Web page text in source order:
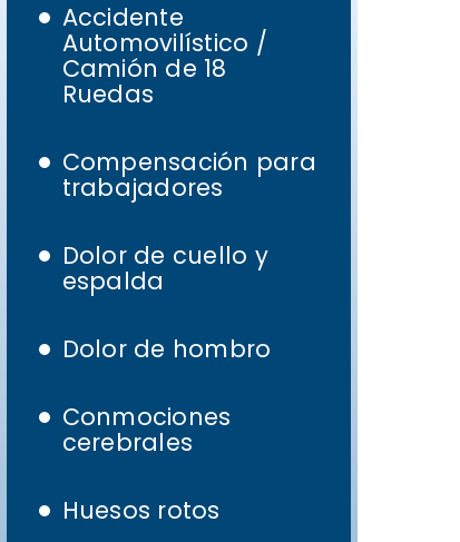
Accidente
Automovilístico /
Camión de 18
Ruedas
Compensación para
trabajadores
Dolor de cuello y
espalda
Dolor de hombro
Conmociones
cerebrales
Huesos rotos